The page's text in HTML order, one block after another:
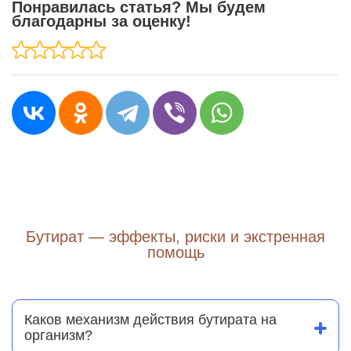
Понравилась статья? Мы будем
благодарны за оценку!
Бутират — эффекты, риски и экстренная
помощь
Каков механизм действия бутирата на
организм?